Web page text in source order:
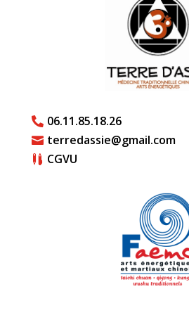
 06.11.85.18.26
 terredassie@gmail.com
 CGVU